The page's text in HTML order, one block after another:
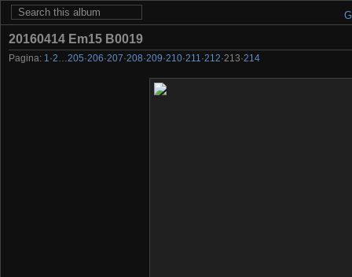
20160414 Em15 B0019
Pagina: 1 ·2 205·206·207·208·209·210·211 ·212·213·214